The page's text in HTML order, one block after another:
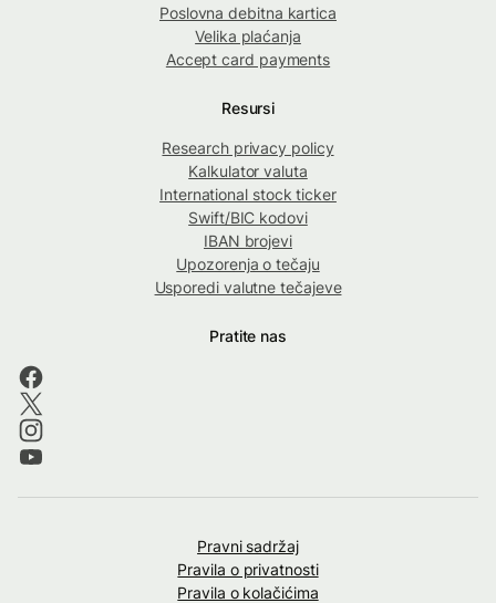
Poslovna debitna kartica
Velika plaćanja
Accept card payments
Resursi
Research privacy policy
Kalkulator valuta
International stock ticker
Swift/BIC kodovi
IBAN brojevi
Upozorenja o tečaju
Usporedi valutne tečajeve
Pratite nas
Pravni sadržaj
Pravila o privatnosti
Pravila o kolačićima